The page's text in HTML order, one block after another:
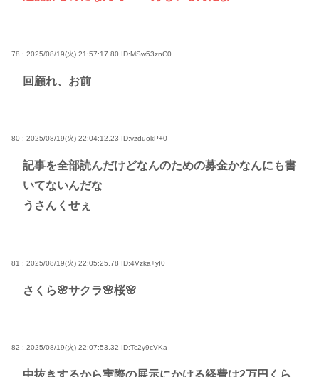
78 : 2025/08/19(火) 21:57:17.80 ID:MSw53znC0
回顧れ、お前
80 : 2025/08/19(火) 22:04:12.23 ID:vzduokP+0
記事を全部読んだけどなんのための募金かなんにも書
いてないんだな
うさんくせぇ
81 : 2025/08/19(火) 22:05:25.78 ID:4Vzka+yI0
さくら🌸サクラ🌸桜🌸
82 : 2025/08/19(火) 22:07:53.32 ID:Tc2y9cVKa